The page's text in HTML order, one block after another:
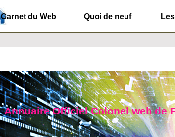
Carnet du Web Quoi de neuf
Annuaire Officiel Colonel web de